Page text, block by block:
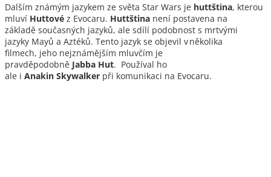
Dalším známým jazykem ze světa Star Wars je huttština, kterou
mluví Huttové z Evocaru. Huttština není postavena na
základě současných jazyků, ale sdílí podobnost s mrtvými
jazyky Mayů a Aztéků. Tento jazyk se objevil v několika
filmech, jeho nejznámějším mluvčím je
pravděpodobně Jabba Hut. Používal ho
ale i Anakin Skywalker při komunikaci na Evocaru.